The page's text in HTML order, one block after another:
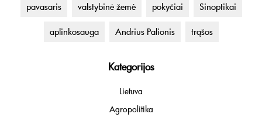
pavasaris valstybinė žemė pokyčiai Sinoptikai
aplinkosauga Andrius Palionis trąšos
Kategorijos
Lietuva
Agropolitika